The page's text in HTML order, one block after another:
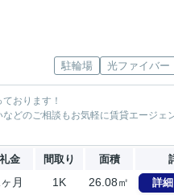
駐輪場 光ファイバー
おります！
どのご相談もお気軽に賃貸エージ
礼金 間取り 面積
月 1K 26.08㎡ 詳